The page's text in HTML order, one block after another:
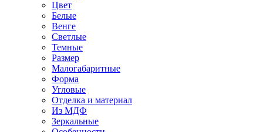
Цвет
Белые
Венге
Светлые
Темные
Размер
Малогабаритные
Форма
Угловые
Отделка и материал
Из МДФ
Зеркальные